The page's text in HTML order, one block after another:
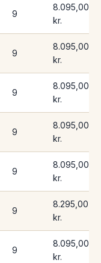
9
8.095,00
kr.
9
8.095,00
kr.
9
8.095,00
kr.
9
8.095,00
kr.
9
8.095,00
kr.
9
8.295,00
kr.
9
8.095,00
kr.